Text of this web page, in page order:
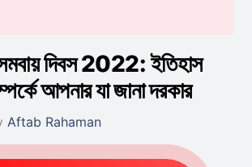
দিবস 2022: ইতিহাস
আপনার যা জানা দরকার
Aftab Rahaman